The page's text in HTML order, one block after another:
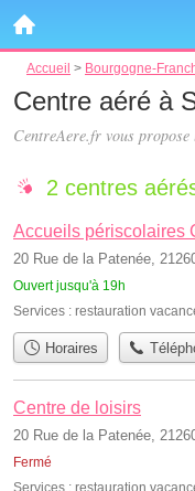
Accueil > Bourgogne-
Centre aéré à
CentreAere.fr vous propose
2 centres
Accueils périscolaires
20 Rue de la Patenée,
Ouvert jusqu'à 19h
Services : restauration
Horaires
Centre de loisirs
20 Rue de la Patenée,
Fermé